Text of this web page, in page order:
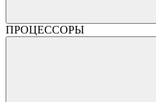
ПРОЦЕССОРЫ